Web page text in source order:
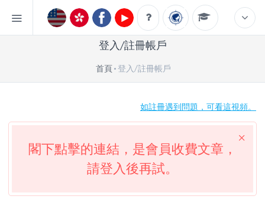
登入/註冊帳戶
首頁 登入/註冊帳戶
如註冊遇到問題，可看這視頻。
閣下點擊的連結，是會員收費文章，
請登入後再試。